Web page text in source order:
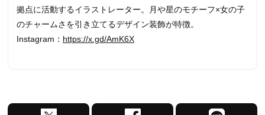
拠点に活動するイラストレーター。月や星のモチーフ×女の子
のチャームさを引き立てるデザイン装飾が特徴。
Instagram： https://x.gd/AmK6X
X
F
L